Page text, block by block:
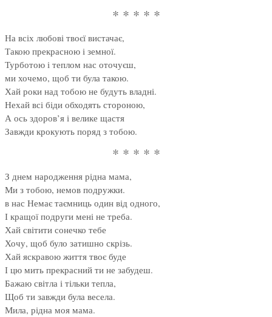
* * * * *
На всіх любові твоєї вистачає,
Такою прекрасною і земної.
Турботою і теплом нас оточуєш,
ми хочемо, щоб ти була такою.
Хай роки над тобою не будуть владні.
Нехай всі біди обходять стороною,
А ось здоров’я і велике щастя
Завжди крокують поряд з тобою.
* * * * *
З днем народження рідна мама,
Ми з тобою, немов подружки.
в нас Немає таємниць один від одного,
І кращої подруги мені не треба.
Хай світити сонечко тебе
Хочу, щоб було затишно скрізь.
Хай яскравою життя твоє буде
І цю мить прекрасний ти не забудеш.
Бажаю світла і тільки тепла,
Щоб ти завжди була весела.
Мила, рідна моя мама.